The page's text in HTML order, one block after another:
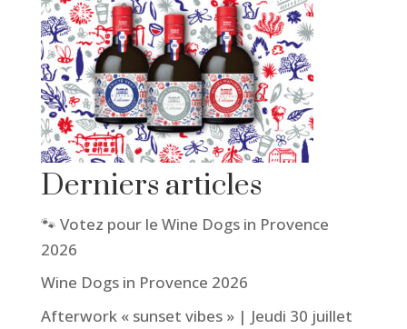
Derniers articles
🐾 Votez pour le Wine Dogs in Provence
2026
Wine Dogs in Provence 2026
Afterwork « sunset vibes » | Jeudi 30 juillet